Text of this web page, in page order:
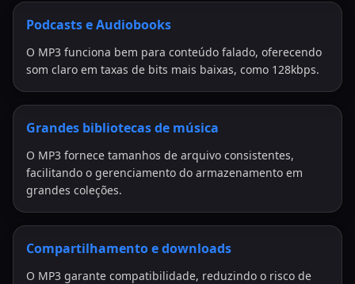
Podcasts e Audiobooks
O MP3 funciona bem para conteúdo falado, oferecendo
som claro em taxas de bits mais baixas, como 128kbps.
Grandes bibliotecas de música
O MP3 fornece tamanhos de arquivo consistentes,
facilitando o gerenciamento do armazenamento em
grandes coleções.
Compartilhamento e downloads
O MP3 garante compatibilidade, reduzindo o risco de